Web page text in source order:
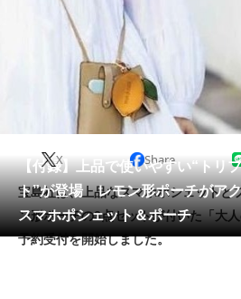
キッチン用品
コンテンツ・サービス
スポーツ・レジャー スマ
パソコン・タブレット ファッ
ペット 家電
工具・DIY 本・
生活家電 生活
【付録】上品で使いやすい“トリ
ト”が登場 レモン形ポーチがア
スマホポシェット＆ポーチ
X Share
宝島社は、上品なスマホポシェットと
ン形ポーチの3点セットが付いた「大
予約受付を開始しました。